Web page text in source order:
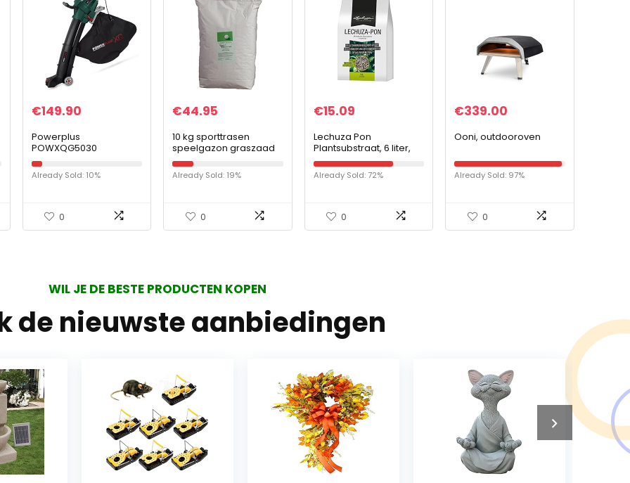
€149.90
Powerplus
POWXQG5030
Bladblazer –
blazen/zuigen/versnip
peren/harken – 3000W
Already Sold: 10%
0
€44.95
10 kg sporttrasen
speelgazon graszaad
gazonzaad gras
duurzaam ca. 300-400
m²
Already Sold: 19%
0
€15.09
Lechuza Pon
Plantsubstraat, 6 liter,
neutraal
Already Sold: 72%
0
€339.00
Ooni, outdooroven
Already Sold: 97%
0
WIL JE DE BESTE PRODUCTEN KOPEN
de nieuwste aanbiedingen